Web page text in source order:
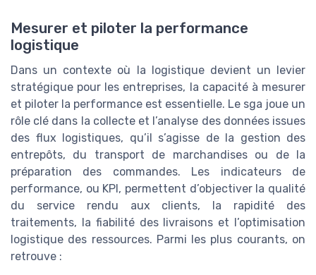
Mesurer et piloter la performance
logistique
Dans un contexte où la logistique devient un levier
stratégique pour les entreprises, la capacité à mesurer
et piloter la performance est essentielle. Le sga joue un
rôle clé dans la collecte et l’analyse des données issues
des flux logistiques, qu’il s’agisse de la gestion des
entrepôts, du transport de marchandises ou de la
préparation des commandes. Les indicateurs de
performance, ou KPI, permettent d’objectiver la qualité
du service rendu aux clients, la rapidité des
traitements, la fiabilité des livraisons et l’optimisation
logistique des ressources. Parmi les plus courants, on
retrouve :